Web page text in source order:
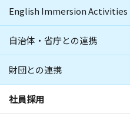
English Immersion Activities
自治体・省庁との連携
財団との連携
社員採用